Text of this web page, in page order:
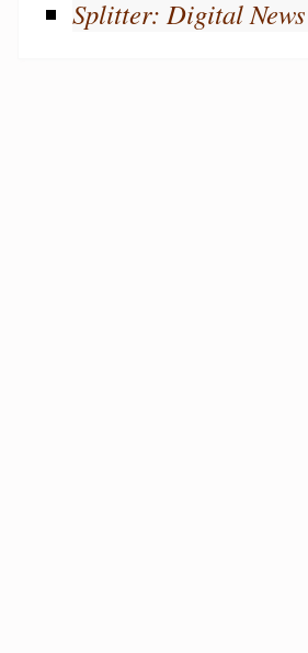
Splitter: Digital